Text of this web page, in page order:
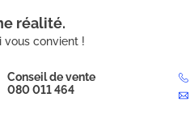
réalité.
vous convient !
Conseil de vente
080 011 464